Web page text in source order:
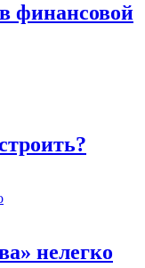
финансовой
нелегко